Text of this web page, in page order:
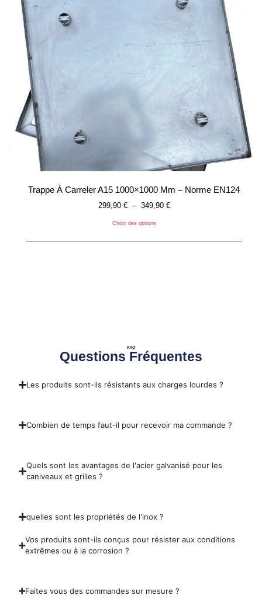
Trappe À Carreler A15 1000×1000 Mm – Norme EN124
299,90 € – 349,90 €
Choix des options
FAQ
Questions Fréquentes
Les produits sont-ils résistants aux charges lourdes ?
Combien de temps faut-il pour recevoir ma commande ?
Quels sont les avantages de l'acier galvanisé pour les
caniveaux et grilles ?
quelles sont les propriétés de l'inox ?
Vos produits sont-ils conçus pour résister aux conditions
extrêmes ou à la corrosion ?
Faites vous des commandes sur mesure ?